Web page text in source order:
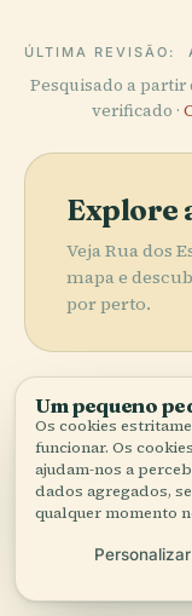
ÚLTIMA REVISÃO:
Pesquisado a partir
verificado ·
Explore
Veja Rua dos
mapa e
por perto.
More
106 lugares para
combinar.
Museu das
Um pequeno
Os cookies
funcionar. Os
ajudam-nos a
dados agregados,
qualquer momento
Personalizar